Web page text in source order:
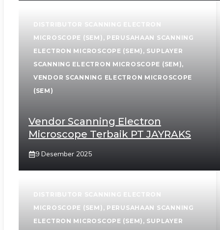
DISTRIBUTOR SCANNING ELECTRON
MICROSCOPE (SEM) , PERUSAHAAN SCANNING
ELECTRON MICROSCOPE (SEM) , SUPLAYER
SCANNING ELECTRON MICROSCOPE (SEM),
VENDOR SCANNING ELECTRON MICROSCOPE
(SEM)
Vendor Scanning Electron
Microscope Terbaik PT JAYRAKS
9 Desember 2025
DISTRIBUTOR SCANNING ELECTRON
MICROSCOPE (SEM) , PERUSAHAAN SCANNING
ELECTRON MICROSCOPE (SEM) , SUPLAYER